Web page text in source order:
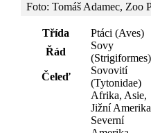
Foto: Tomáš Adamec, Zoo
Třída
Ptáci (Aves)
Řád
Sovy
(Strigiformes)
Čeleď
Sovovití
(Tytonidae)
Afrika, Asie,
Jižní
Severní